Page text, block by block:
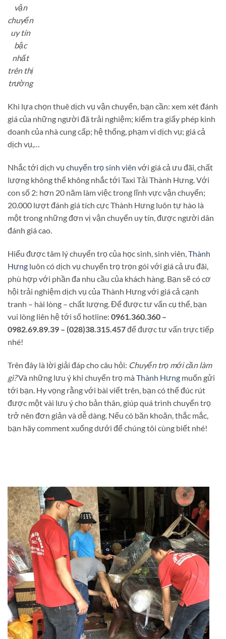
vận
chuyển
uy tín
bậc
nhất
trên thị
trường
Khi lựa chọn thuê dịch vụ vận chuyển, bạn cần: xem xét đánh
giá của những người đã trải nghiệm; kiểm tra giấy phép kinh
doanh của nhà cung cấp; hệ thống, phạm vi dịch vụ; giá cả
dịch vụ,…
Nhắc tới dịch vụ chuyển trọ sinh viên với giá cả ưu đãi, chất
lượng không thể không nhắc tới Taxi Tải Thành Hưng. Với
con số 2: hơn 20 năm làm việc trong lĩnh vực vận chuyển;
20.000 lượt đánh giá tích cực Thành Hưng luôn tự hào là
một trong những đơn vị vận chuyển uy tín, được người dân
đánh giá cao.
Hiểu được tâm lý chuyển trọ của học sinh, sinh viên, Thành
Hưng luôn có dịch vụ chuyển trọ trọn gói với giá cả ưu đãi,
phù hợp với phần đa nhu cầu của khách hàng. Bạn sẽ có cơ
hội trải nghiệm dịch vụ của Thành Hưng với giá cả cạnh
tranh – hài lòng – chất lượng. Để được tư vấn cụ thể, bạn
vui lòng liên hệ tới số hotline: 0961.360.360 –
0982.69.89.39 – (028)38.315.457để được tư vấn trực tiếp
nhé!
Trên đây là lời giải đáp cho câu hỏi: Chuyển trọ mới cần làm
gì?Và những lưu ý khi chuyển trọ mà Thành Hưng muốn gửi
tới bạn. Hy vọng rằng với bài viết trên, bạn có thể đúc rút
được một vài lưu ý cho bản thân, giúp quá trình chuyển trọ
trở nên đơn giản và dễ dàng. Nếu có băn khoăn, thắc mắc,
bạn hãy comment xuống dưới để chúng tôi cùng biết nhé!